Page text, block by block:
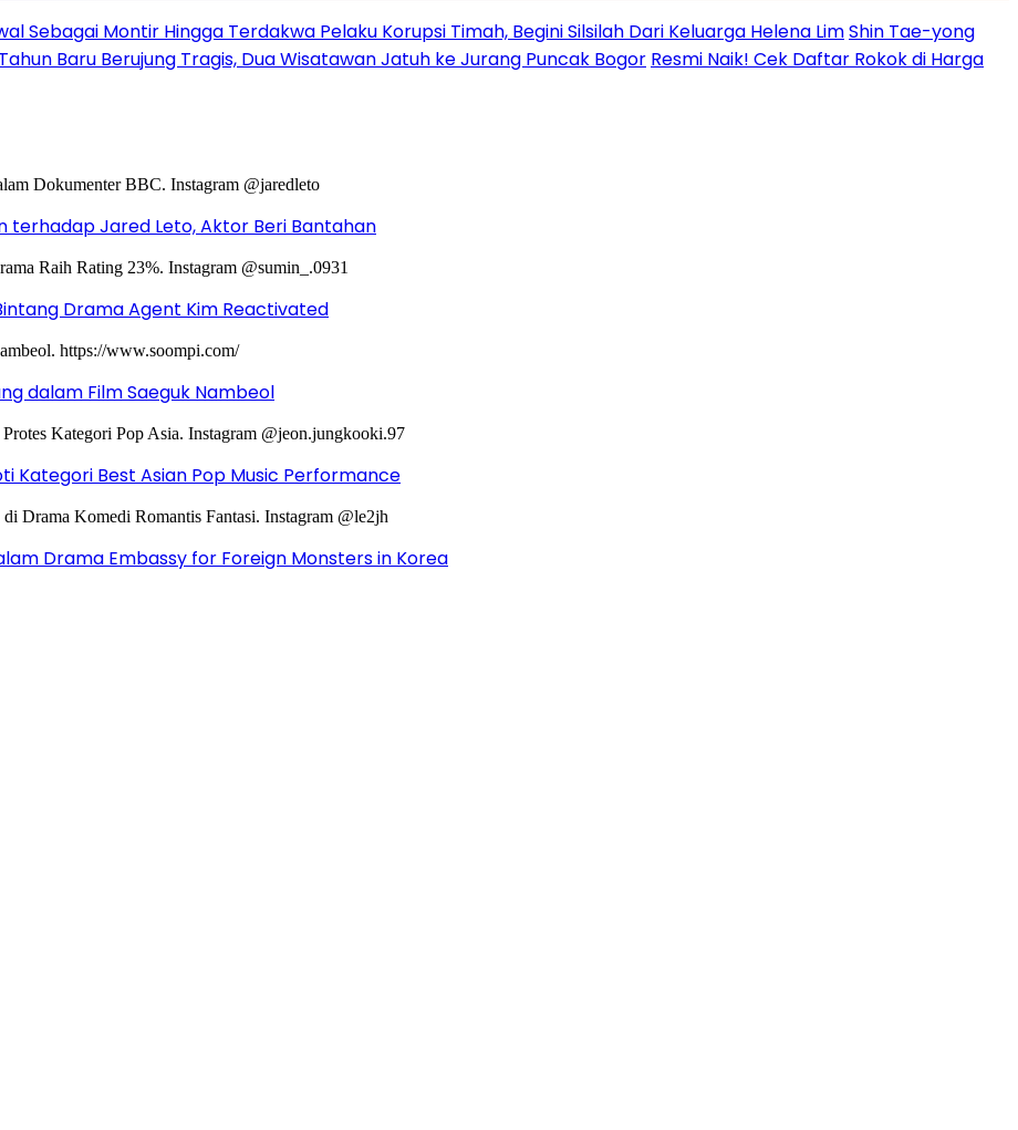
Sebagai Montir Hingga Terdakwa Pelaku Korupsi Timah, Begini Silsilah Dari Keluarga Helena LimShin Tae-yong
Tahun Baru Berujung Tragis, Dua Wisatawan Jatuh ke Jurang Puncak Bogor Resmi Naik! Cek Daftar Rokok di Harga
terhadap Jared Leto, Aktor Beri Bantahan
Drama Agent Kim Reactivated
dalam Film Saeguk Nambeol
Kategori Best Asian Pop Music Performance
Drama Embassy for Foreign Monsters in Korea